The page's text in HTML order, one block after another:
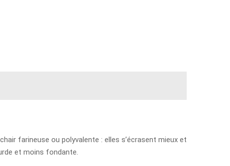
farineuse ou polyvalente : elles s’écrasent mieux et
et moins fondante.